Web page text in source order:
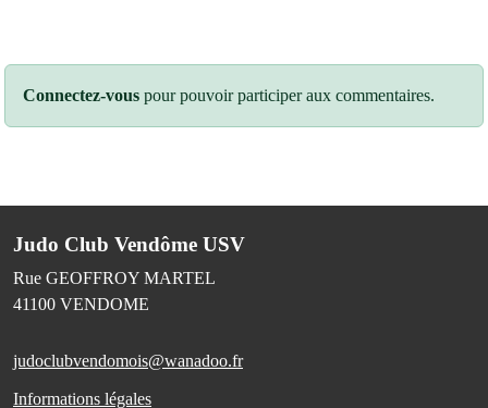
Connectez-vous pour pouvoir participer aux commentaires.
Judo Club Vendôme USV
Rue GEOFFROY MARTEL
41100 VENDOME
judoclubvendomois@wanadoo.fr
Informations légales